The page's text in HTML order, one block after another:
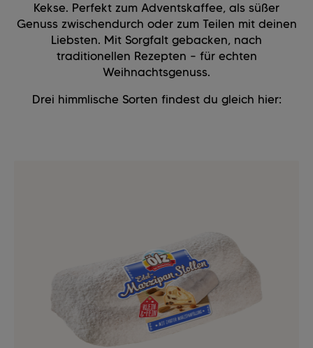
Kekse. Perfekt zum Adventskaffee, als süßer
Genuss zwischendurch oder zum Teilen mit deinen
Liebsten. Mit Sorgfalt gebacken, nach
traditionellen Rezepten – für echten
Weihnachtsgenuss.
Drei himmlische Sorten findest du gleich hier: